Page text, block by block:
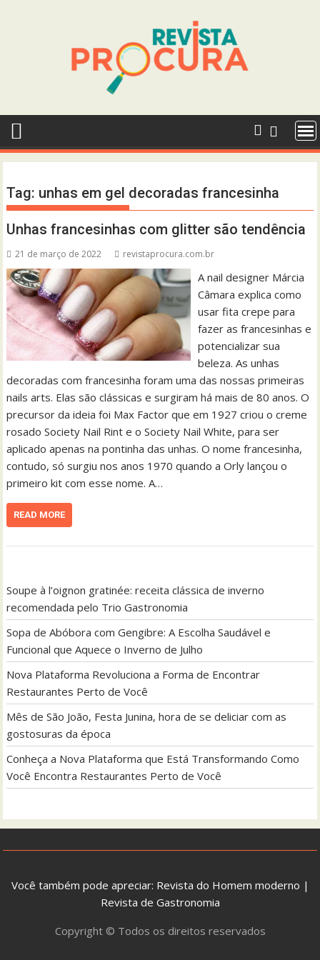
Tag: unhas em gel decoradas francesinha
Unhas francesinhas com glitter são tendência
21 de março de 2022 revistaprocura.com.br
A nail designer Márcia
Câmara explica como
usar fita crepe para
fazer as francesinhas e
potencializar sua
beleza. As unhas
decoradas com francesinha foram uma das nossas primeiras
nails arts. Elas são clássicas e surgiram há mais de 80 anos. O
precursor da ideia foi Max Factor que em 1927 criou o creme
rosado Society Nail Rint e o Society Nail White, para ser
aplicado apenas na pontinha das unhas. O nome francesinha,
contudo, só surgiu nos anos 1970 quando a Orly lançou o
primeiro kit com esse nome. A…
READ MORE
Soupe à l’oignon gratinée: receita clássica de inverno
recomendada pelo Trio Gastronomia
Sopa de Abóbora com Gengibre: A Escolha Saudável e
Funcional que Aquece o Inverno de Julho
Nova Plataforma Revoluciona a Forma de Encontrar
Restaurantes Perto de Você
Mês de São João, Festa Junina, hora de se deliciar com as
gostosuras da época
Conheça a Nova Plataforma que Está Transformando Como
Você Encontra Restaurantes Perto de Você
Você também pode apreciar: Revista do Homem moderno |
Revista de Gastronomia
Copyright © Todos os direitos reservados